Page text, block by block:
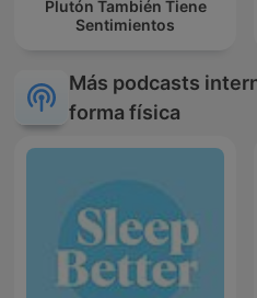
Plutón También Tiene
Sentimientos
Más podcasts
forma física